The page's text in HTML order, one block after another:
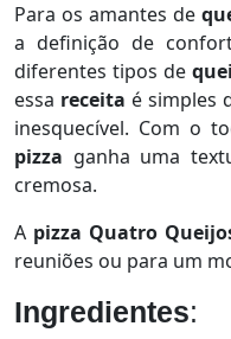
Para os amantes de
a definição de
diferentes tipos de
essa receita é simples
inesquecível. Com o
pizza ganha uma
cremosa.
A pizza Quatro
reuniões ou para um
Ingredientes: